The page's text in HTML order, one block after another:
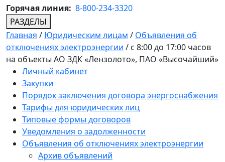
Горячая линия: 8-800-234-3320
РАЗДЕЛЫ
Главная / Юридическим лицам / Объявления об
отключениях электроэнергии / с 8:00 до 17:00 часов
на объекты АО ЗДК «Лензолото», ПАО «Высочайший»
Личный кабинет
Закупки
Порядок заключения договора энергоснабжения
Тарифы для юридических лиц
Типовые формы договоров
Уведомления о задолженности
Объявления об отключениях электроэнергии
Архив объявлений